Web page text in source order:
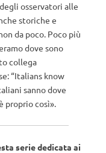
osservatori alle
storiche e
da poco. Poco più
dove sono
collega
“Italians know
sanno dove
proprio così».
serie dedicata ai